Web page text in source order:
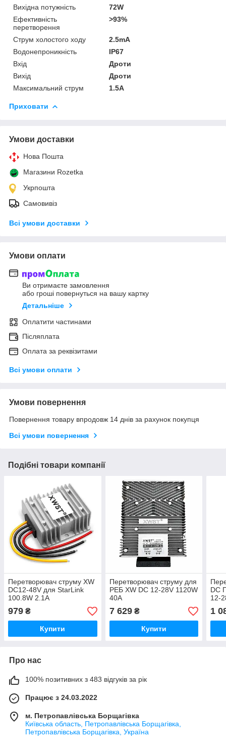
Вихідна потужність
72W
Ефективність
перетворення
>93%
Струм холостого ходу
2.5mA
Водонепроникність
IP67
Вхід
Дроти
Вихід
Дроти
Максимальний струм
1.5A
Приховати
Умови доставки
Нова Пошта
Магазини Rozetka
Укрпошта
Самовивіз
Всі умови доставки
Умови оплати
Ви отримаєте замовлення
або гроші повернуться на вашу картку
Детальніше
Оплатити частинами
Післяплата
Оплата за реквізитами
Всі умови оплати
Умови повернення
Повернення товару впродовж 14 днів за рахунок покупця
Всі умови повернення
Подібні товари компанії
Перетворювач струму XW
DC12-48V для StarLink
100.8W 2.1A
979 ₴
Купити
Перетворювач струму для
РЕБ XW DC 12-28V 1120W
40A
7 629₴
Купити
DC
12-
1
Про нас
100% позитивних з 483 відгуків за рік
Працює з 24.03.2022
м. Петропавлівська Борщагівка
Київська область, Петропавлівська Борщагівка,
Петропавлівська Борщагівка, Україна